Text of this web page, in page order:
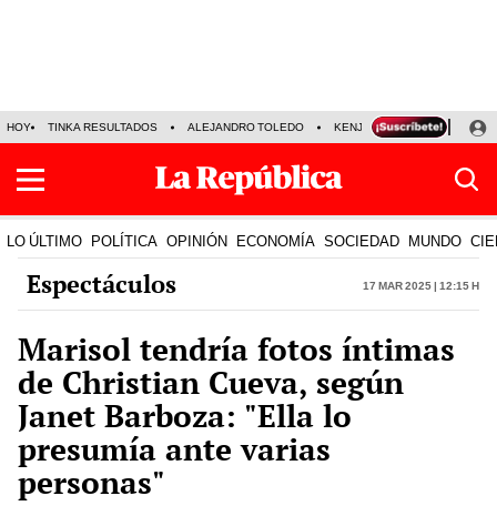
HOY TINKA RESULTADOS ALEJANDRO TOLEDO KENJI FUJIMORI
LO ÚLTIMO POLÍTICA OPINIÓN ECONOMÍA SOCIEDAD MUNDO
Espectáculos 17 Mar 2025 | 12:15 h
Marisol tendría fotos íntimas
de Christian Cueva, según
Janet Barboza: "Ella lo
presumía ante varias
personas"